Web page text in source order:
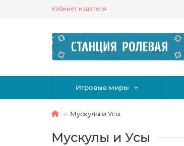
Кабинет издателя
Игровые миры
Мускулы и Усы
Мускулы и Усы